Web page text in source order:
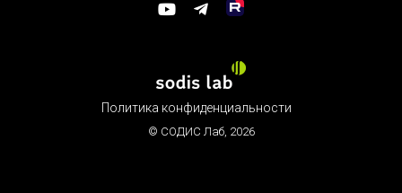
Политика конфиденциальности
© СОДИС Лаб, 2026
